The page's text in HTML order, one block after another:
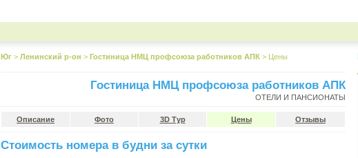
Юг > Ленинский р-он > Гостиница НМЦ профсоюза работников АПК > Цены
Гостиница НМЦ профсоюза работников АПК
ОТЕЛИ И ПАНСИОНАТЫ
Описание Фото 3D Тур Цены Отзывы
Стоимость номера в будни за сутки